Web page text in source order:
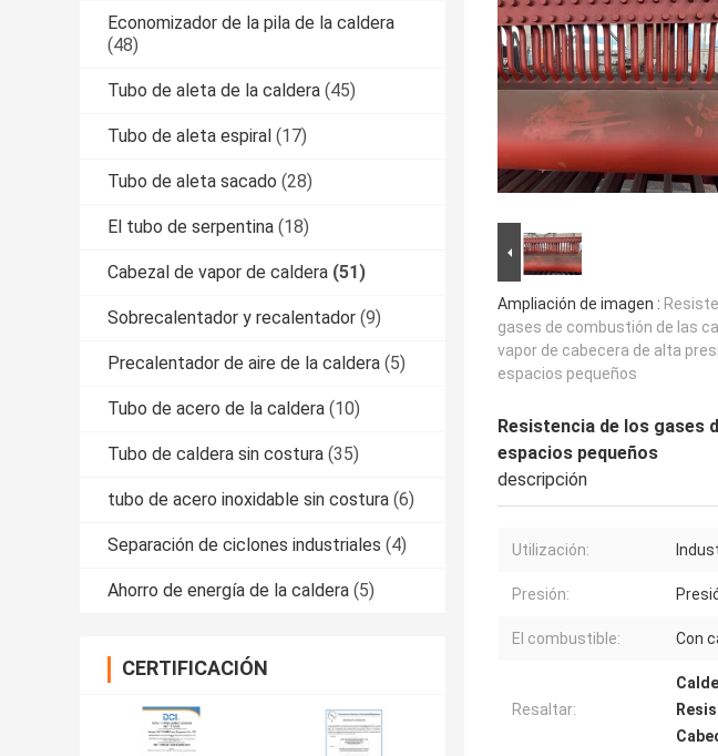
Economizador de la pila de la caldera
(48)
Tubo de aleta de la caldera (45)
Tubo de aleta espiral (17)
Tubo de aleta sacado (28)
El tubo de serpentina (18)
Cabezal de vapor de caldera (51)
Sobrecalentador y recalentador (9)
Precalentador de aire de la caldera (5)
Tubo de acero de la caldera (10)
Tubo de caldera sin costura (35)
tubo de acero inoxidable sin costura (6)
Separación de ciclones industriales (4)
Ahorro de energía de la caldera (5)
CERTIFICACIÓN
Ampliación de imagen :
gases de combustión de las
vapor de cabecera de alta
espacios pequeños
Resistencia de los gases
espacios pequeños
descripción
Utilización:
Presión:
El combustible: Con
Resaltar: